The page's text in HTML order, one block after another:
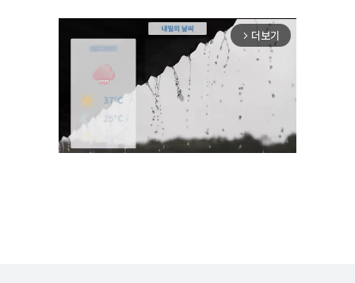
arrow_forward_ios 더보기